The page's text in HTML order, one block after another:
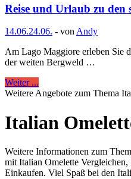
Reise und Urlaub zu
14.06.24.06. - von Andy
Am Lago Maggiore erleben Sie
der weiten Bergweld …
Weiter ...
Weitere Angebote zum Thema
Italian
Weitere Informationen zum
mit Italian Omelette
Einkaufen. Viel Spaß bei den